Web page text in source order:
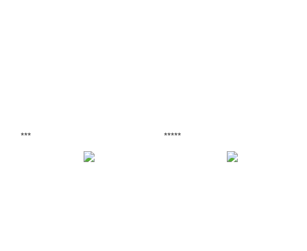
*** *****